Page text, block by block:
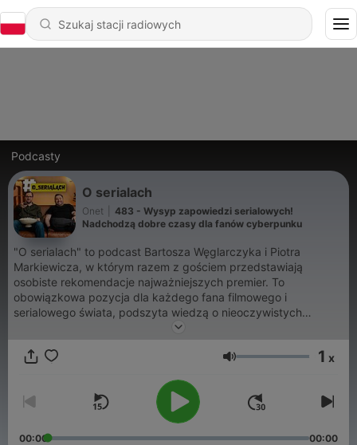
Podcasty
O serialach
Onet
483 - Wysyp zapowiedzi serialowych!
Nadchodzą dobre czasy dla fanów cyberpunku
"O serialach" to podcast Bartosza Węglarczyka i Piotra
Markiewicza, w którym razem z gościem przedstawiają
osobiste rekomendacje najważniejszych premier. To
obowiązkowa pozycja dla każdego fana filmowego i
serialowego świata, podszyta wiedzą o nieoczywistych
Głośność 1 x
00:00 00:00